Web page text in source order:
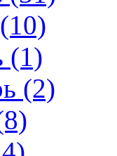
(10)
(1)
(2)